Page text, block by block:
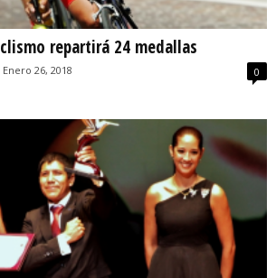
repartirá 24 medallas
Enero 26, 2018 0